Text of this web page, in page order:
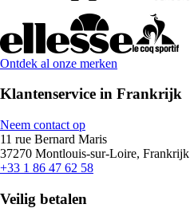
Ontdek al onze merken
Klantenservice in Frankrijk
Neem contact op
11 rue Bernard Maris
37270 Montlouis-sur-Loire, Frankrijk
+33 1 86 47 62 58
Veilig betalen